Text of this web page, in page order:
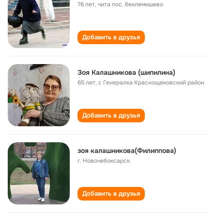
76 лет,чита пос. беклемишево
Добавить в друзья
Зоя Калашникова (шипилина)
65 лет,с Генералка Краснощековский район
Добавить в друзья
зоя калашникова(Филиппова)
г. Новочебоксарск
Добавить в друзья